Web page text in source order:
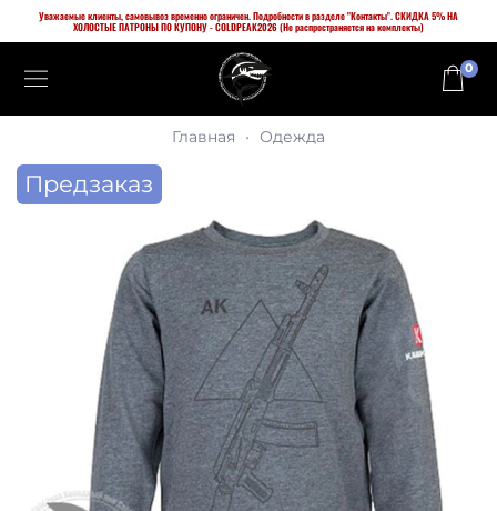
Уважаемые клиенты, самовывоз временно ограничен. Подробности в разделе "Контакты". СКИДКА 5% НА
ХОЛОСТЫЕ ПАТРОНЫ ПО КУПОНУ - COLDPEAK2026 (Не распространяется на комплекты)
0
Главная Одежда
Предзаказ